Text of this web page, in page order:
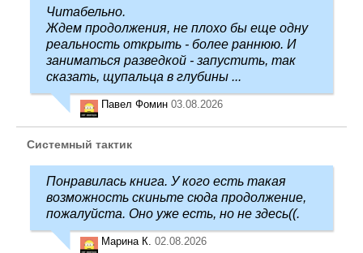
Читабельно.
Ждем продолжения, не плохо бы еще одну
реальность открыть - более раннюю. И
заниматься разведкой - запустить, так
сказать, щупальца в глубины ...
Павел Фомин 03.08.2026
Системный тактик
Понравилась книга. У кого есть такая
возможность скиньте сюда продолжение,
пожалуйста. Оно уже есть, но не здесь((.
Марина К. 02.08.2026